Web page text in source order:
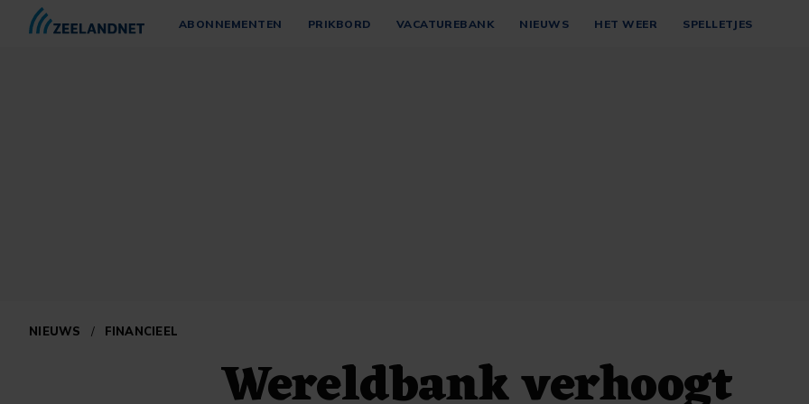
ABONNEMENTEN PRIKBORD VACATUREBANK NIEUWS HET WEER SPELLETJES
NIEUWS / FINANCIEEL